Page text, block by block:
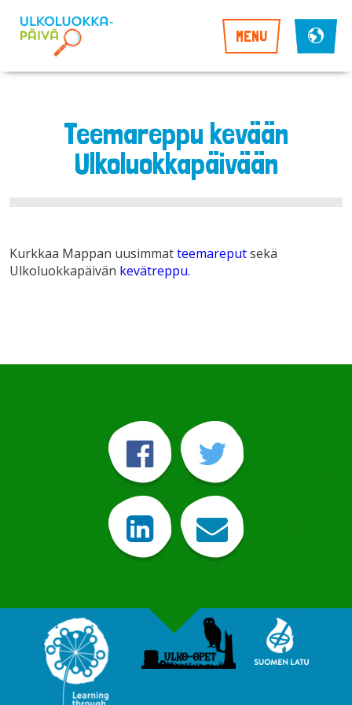
MENU
Teemareppu kevään
Ulkoluokkapäivään
Kurkkaa Mappan uusimmatteemareputsekä
Ulkoluokkapäivän kevätreppu.